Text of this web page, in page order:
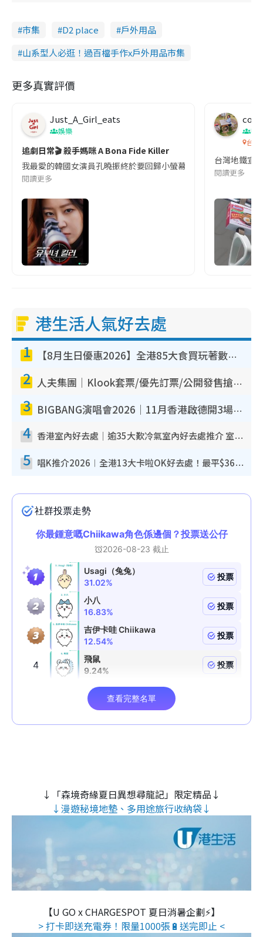
市集 D2 place
戶外用品
山系型人必逛！過百檔手作x戶外用品市集
更多真實評價
Just_A_Girl_eats
娛樂
追劇日常🎬 殺手媽咪 A Bona Fide Killer
我最愛的韓國女演員孔曉振終於要回歸小螢幕啦!這次的劇本改編
閱讀更多
co
吹
台灣
台灣地鐵宣
閱讀更多
港生活人氣好去處
1 【8月生日優惠2026】全港85大食買玩著數攻略 自助餐/火鍋放題同行免費＋誠品/DONKI送現金券
2 人夫集團｜Klook套票/優先訂票/公開發售搶飛攻略！附票價.購票連結.場地座位表
3 BIGBANG演唱會2026｜11月香港啟德開3場！實名制VIP申請、優先購票攻略
4 香港室內好去處｜逾35大歎冷氣室內好去處推介 室內活動免費避雨無懼落雨
5 唱K推介2026︱全港13大卡啦OK好去處！最平$36起 日文K都有！(附地址+收費詳情)
↓「森境奇緣夏日異想尋龍記」限定精品↓
↓漫遊秘境地墊、多用途旅行收納袋↓
【U GO x CHARGESPOT 夏日消暑企劃⚡】
> 打卡即送充電券！限量1000張🔋送完即止 <